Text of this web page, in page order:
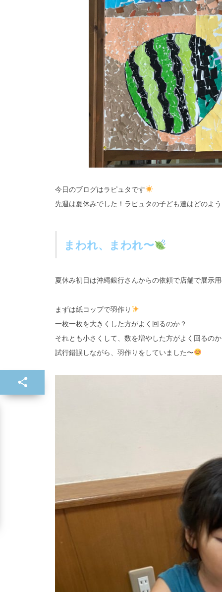
今日のブログはラピュタです
先週は夏休みでした！ラピュタの子ども達はどのよ
まわれ、まわれ〜
夏休み初日は沖縄銀行さんからの依頼で店舗で展示
まずは紙コップで羽作り
一枚一枚を大きくした方がよく回るのか？
それとも小さくして、数を増やした方がよく回るの
試行錯誤しながら、羽作りをしていました〜